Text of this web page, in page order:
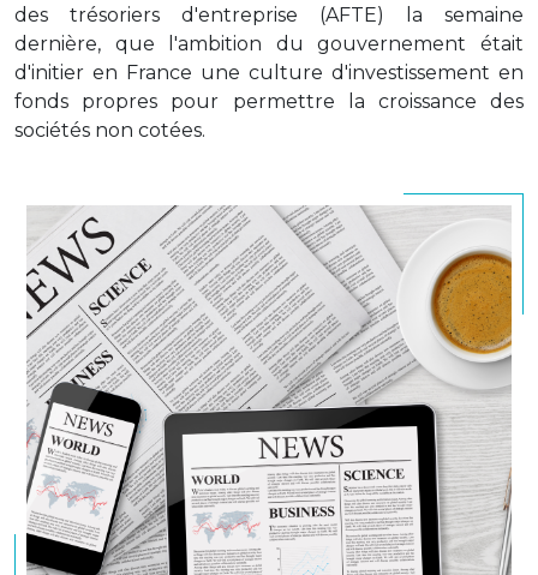
des trésoriers d'entreprise (AFTE) la semaine
dernière, que l'ambition du gouvernement était
d'initier en France une culture d'investissement en
fonds propres pour permettre la croissance des
sociétés non cotées.